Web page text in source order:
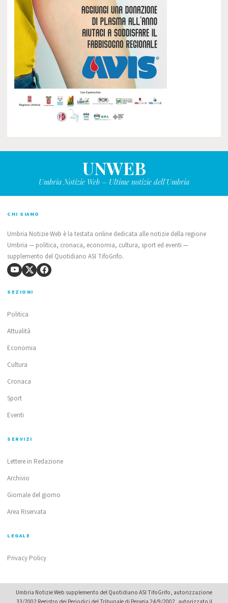
UNWEB
Umbria Notizie Web – Ultime notizie dell'Umbria
CHI SIAMO
Umbria Notizie Web è la testata online dedicata alle notizie della regione
Umbria — politica, cronaca, economia, cultura, sport ed eventi —
supplemento del Quotidiano ASI TifoGrifo.
SEZIONI
Politica
Attualità
Economia
Cultura
Cronaca
Sport
Eventi
SERVIZI
Lettere in Redazione
Archivio
Giornale del giorno
Area Riservata
LEGALE
Privacy Policy
Umbria Notizie Web supplemento del Quotidiano ASI TifoGrifo, autorizzazione